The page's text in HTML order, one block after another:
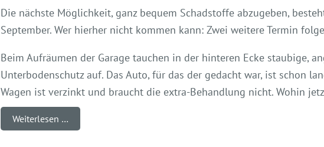
Die nächste Möglichkeit, ganz bequem Schadstoffe abzugeben,
September. Wer hierher nicht kommen kann: Zwei weitere Termin
Beim Aufräumen der Garage tauchen in der hinteren Ecke staubige,
Unterbodenschutz auf. Das Auto, für das der gedacht war, ist schon
Wagen ist verzinkt und braucht die extra-Behandlung nicht. Wohin
Weiterlesen …